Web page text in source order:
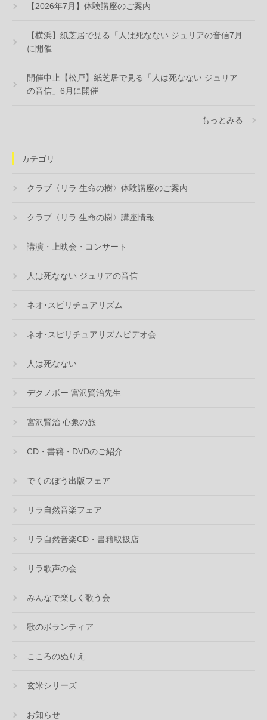
【2026年7月】体験講座のご案内
【横浜】紙芝居で見る「人は死なない ジュリアの音信7月
に開催
開催中止【松戸】紙芝居で見る「人は死なない ジュリア
の音信」6月に開催
もっとみる
カテゴリ
クラブ〈リラ 生命の樹〉体験講座のご案内
クラブ〈リラ 生命の樹〉講座情報
講演・上映会・コンサート
人は死なない ジュリアの音信
ネオ･スピリチュアリズム
ネオ･スピリチュアリズムビデオ会
人は死なない
デクノボー 宮沢賢治先生
宮沢賢治 心象の旅
CD・書籍・DVDのご紹介
でくのぼう出版フェア
リラ自然音楽フェア
リラ自然音楽CD・書籍取扱店
リラ歌声の会
みんなで楽しく歌う会
歌のボランティア
こころのぬりえ
玄米シリーズ
お知らせ